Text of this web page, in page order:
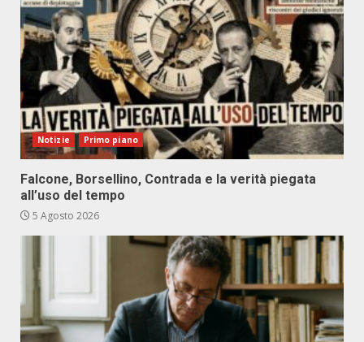
Notizie Primo piano
Falcone, Borsellino, Contrada e la verità piegata
all’uso del tempo
5 Agosto 2026